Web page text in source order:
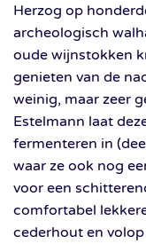
Herzog op
archeologisch
oude wijnstokken
genieten van de
weinig, maar zeer
Estelmann laat
fermenteren in
waar ze ook nog
voor een
comfortabel
cederhout en